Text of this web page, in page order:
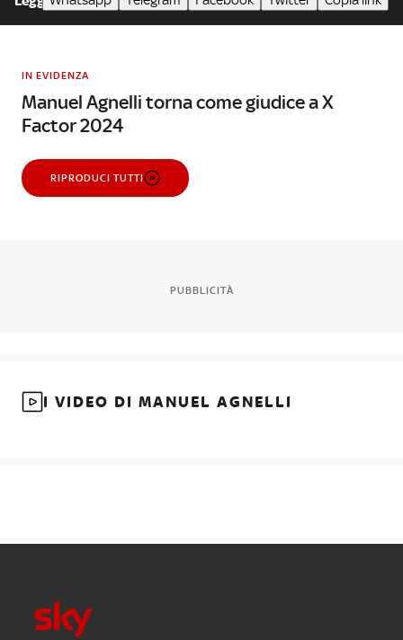
IN EVIDENZA
Manuel Agnelli torna come giudice a X
Factor 2024
RIPRODUCI TUTTI
PUBBLICITÀ
I VIDEO DI MANUEL AGNELLI